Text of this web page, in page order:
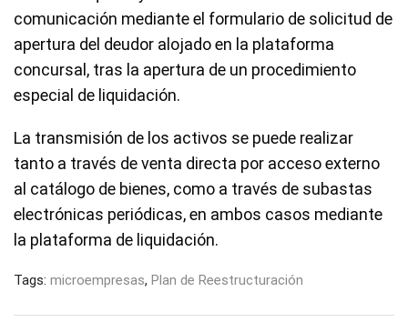
comunicación mediante el formulario de solicitud de
apertura del deudor alojado en la plataforma
concursal, tras la apertura de un procedimiento
especial de liquidación.
La transmisión de los activos se puede realizar
tanto a través de venta directa por acceso externo
al catálogo de bienes, como a través de subastas
electrónicas periódicas, en ambos casos mediante
la plataforma de liquidación.
Tags: microempresas, Plan de Reestructuración